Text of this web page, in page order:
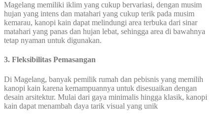
Magelang memiliki iklim yang cukup bervariasi, dengan musim
hujan yang intens dan matahari yang cukup terik pada musim
kemarau, kanopi kain dapat melindungi area terbuka dari sinar
matahari yang panas dan hujan lebat, sehingga area di bawahnya
tetap nyaman untuk digunakan.
3. Fleksibilitas Pemasangan
Di Magelang, banyak pemilik rumah dan pebisnis yang memilih
kanopi kain karena kemampuannya untuk disesuaikan dengan
desain arsitektur. Mulai dari gaya minimalis hingga klasik, kanopi
kain dapat menambah daya tarik visual yang unik